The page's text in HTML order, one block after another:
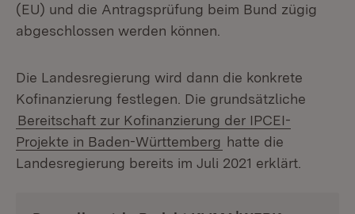
(EU) und die Antragsprüfung beim Bund zügig
abgeschlossen werden können.
Die Landesregierung wird dann die konkrete
Kofinanzierung festlegen. Die grundsätzliche
Bereitschaft zur Kofinanzierung der IPCEI-
Projekte in Baden-Württemberg hatte die
Landesregierung bereits im Juli 2021 erklärt.